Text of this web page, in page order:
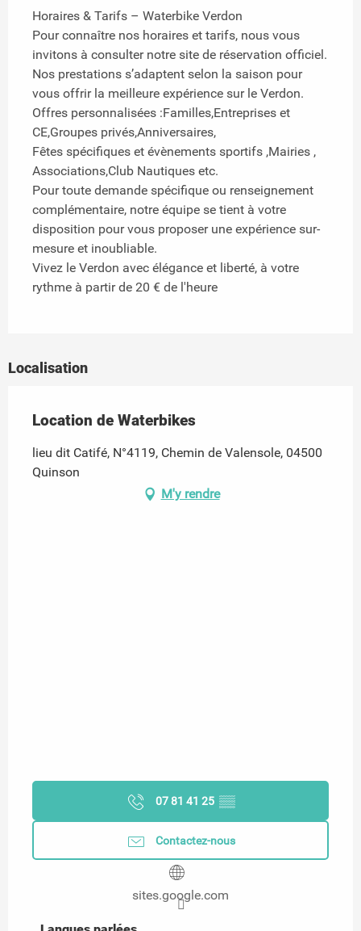
Horaires & Tarifs – Waterbike Verdon
Pour connaître nos horaires et tarifs, nous vous
invitons à consulter notre site de réservation officiel.
Nos prestations s’adaptent selon la saison pour
vous offrir la meilleure expérience sur le Verdon.
Offres personnalisées :Familles,Entreprises et
CE,Groupes privés,Anniversaires,
Fêtes spécifiques et évènements sportifs ,Mairies ,
Associations,Club Nautiques etc.
Pour toute demande spécifique ou renseignement
complémentaire, notre équipe se tient à votre
disposition pour vous proposer une expérience sur-
mesure et inoubliable.
Vivez le Verdon avec élégance et liberté, à votre
rythme à partir de 20 € de l'heure
Localisation
Location de Waterbikes
lieu dit Catifé, N°4119, Chemin de Valensole, 04500
Quinson
M'y rendre
07 81 41 25 ▒▒
Contactez-nous
sites.google.com